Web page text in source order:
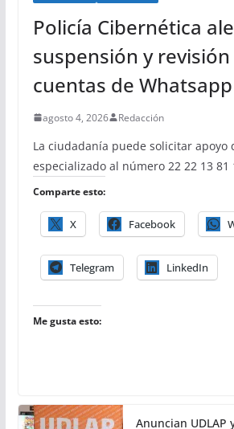
Policía Cibernética
suspensión y
cuentas de Whatsapp
agosto 4, 2026 Redacción
La ciudadanía puede solicitar apoyo
especializado al número 22 22 13 81
Comparte esto:
X Facebook
Telegram LinkedIn
Me gusta esto:
Anuncian UDLAP